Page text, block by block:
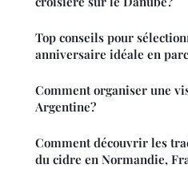
Top conseils pour
anniversaire idéale en
Comment organiser une
Argentine?
Comment découvrir les
du cidre en Normandie,